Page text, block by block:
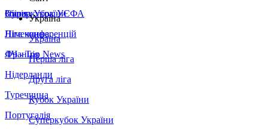
Збірна України
Італія
Німеччина
Франція
Нідерланди
Туреччина
Португалія
Суперкубок УЄФА
Ліга конференцій
ЛЧ - Top News
Україна
Україна
Перша ліга
Друга ліга
Кубок України
Суперкубок України